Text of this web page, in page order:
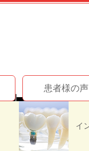
患者様の声
らせ
ン屋さん♪